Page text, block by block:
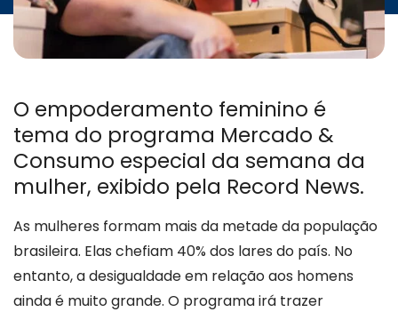
O empoderamento feminino é
tema do programa Mercado &
Consumo especial da semana da
mulher, exibido pela Record News.
As mulheres formam mais da metade da população
brasileira. Elas chefiam 40% dos lares do país. No
entanto, a desigualdade em relação aos homens
ainda é muito grande. O programa irá trazer